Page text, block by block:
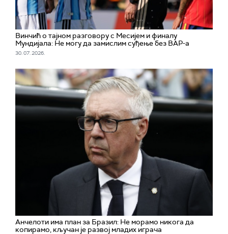
Винчић о тајном разговору с Месијем и финалу
Мундијала: Не могу да замислим суђење без ВАР-а
30. 07. 2026.
Aнчелоти има план за Бразил: Не морамо никога да
копирамо, кључан је развој младих играча